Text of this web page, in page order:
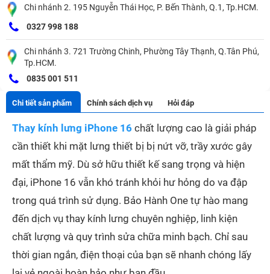
Chi nhánh 2. 195 Nguyễn Thái Học, P. Bến Thành, Q.1, Tp.HCM.
0327 998 188
Chi nhánh 3. 721 Trường Chinh, Phường Tây Thạnh, Q.Tân Phú,
Tp.HCM.
0835 001 511
Chi tiết sản phẩm Chính sách dịch vụ Hỏi đáp
Thay kính lưng iPhone 16 chất lượng cao là giải pháp
cần thiết khi mặt lưng thiết bị bị nứt vỡ, trầy xước gây
mất thẩm mỹ. Dù sở hữu thiết kế sang trọng và hiện
đại, iPhone 16 vẫn khó tránh khỏi hư hỏng do va đập
trong quá trình sử dụng. Bảo Hành One tự hào mang
đến dịch vụ thay kính lưng chuyên nghiệp, linh kiện
chất lượng và quy trình sửa chữa minh bạch. Chỉ sau
thời gian ngắn, điện thoại của bạn sẽ nhanh chóng lấy